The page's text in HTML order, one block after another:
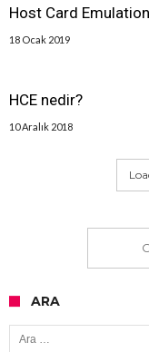
Host Card
18 Ocak 2019
HCE nedir?
10 Aralık 2018
ARA
Arama: